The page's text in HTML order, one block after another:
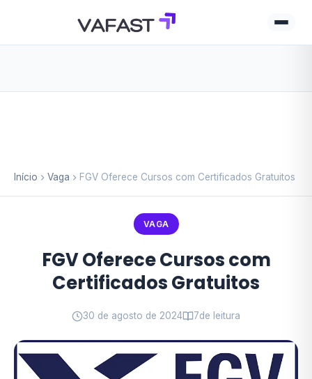
Início Vaga FGV Oferece Cursos com Certificados Gratuitos
VAGA
FGV Oferece Cursos com
Certificados Gratuitos
30 de agosto de 2024 7de leitura